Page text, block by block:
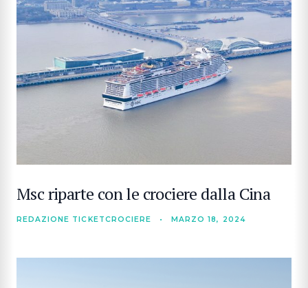
Msc riparte con le crociere dalla Cina
REDAZIONE TICKETCROCIERE • MARZO 18, 2024